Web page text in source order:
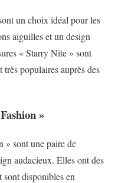
un choix idéal pour les
aiguilles et un design
« Starry Nite » sont
populaires auprès des
»
» sont une paire de
audacieux. Elles ont des
sont disponibles en